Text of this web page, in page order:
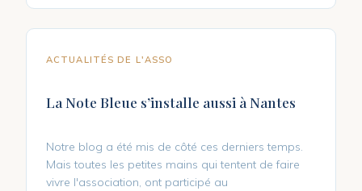
ACTUALITÉS DE L'ASSO
La Note Bleue s’installe aussi à Nantes
Notre blog a été mis de côté ces derniers temps.
Mais toutes les petites mains qui tentent de faire
vivre l'association, ont participé au